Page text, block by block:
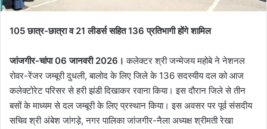
105 छात्र-छात्रा व 21 लीडर्स सहित 136 प्रतिभागी होंगे शामिल
जांजगीर-चांपा 06 जानवरी 2026। कलेक्टर श्री जन्मेजय महोबे ने नेशनल
रोवर-रेंजर जम्बूरी दुधली, बालोद के लिए जिले के 136 सदस्यीय दल को आज
कलेक्टोरेट परिसर से हरी झंडी दिखाकर रवाना किया। इस दौरान जिले से तीन
बसों के माध्यम से दल जम्बूरी के लिए प्रस्थान किया। इस अवसर पर पूर्व संसदीय
सचिव श्री अंबेश जांगड़े, नगर पालिका जांजगीर-नैला अध्यक्ष श्रीमती रेखा